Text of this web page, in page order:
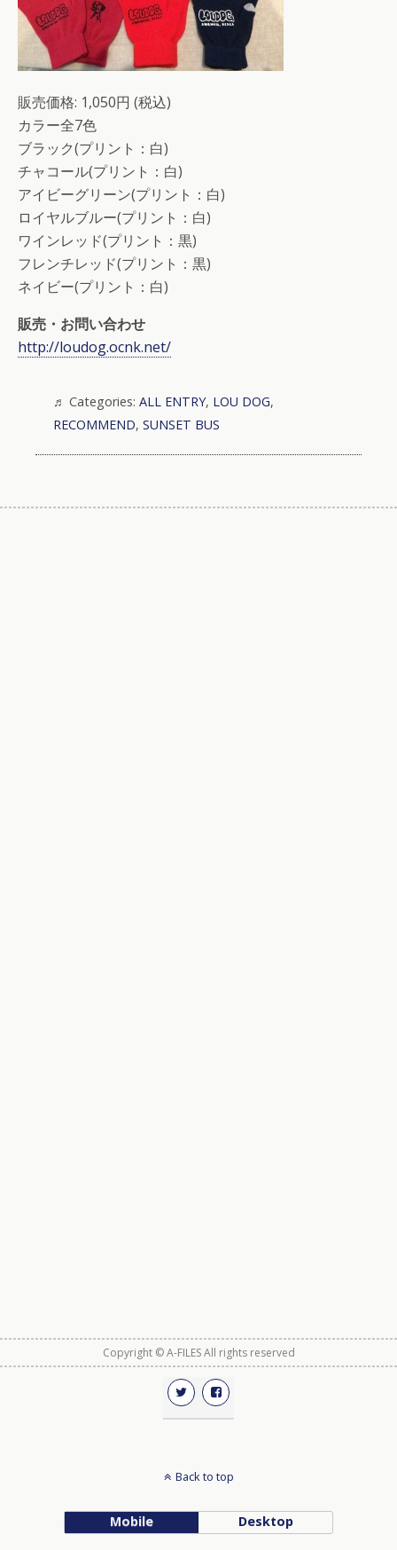
販売価格: 1,050円 (税込)
カラー全7色
ブラック(プリント：白)
チャコール(プリント：白)
アイビーグリーン(プリント：白)
ロイヤルブルー(プリント：白)
ワインレッド(プリント：黒)
フレンチレッド(プリント：黒)
ネイビー(プリント：白)
販売・お問い合わせ
http://loudog.ocnk.net/
Categories: ALL ENTRY, LOU DOG,
RECOMMEND, SUNSET BUS
Copyright © A-FILES All rights reserved
Back to top
Mobile Desktop